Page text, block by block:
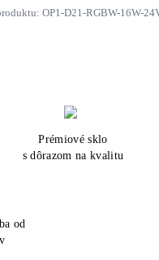
OP1-D21-RGBW-16W-
Prémiové sklo
s dôrazom na kvalitu
od